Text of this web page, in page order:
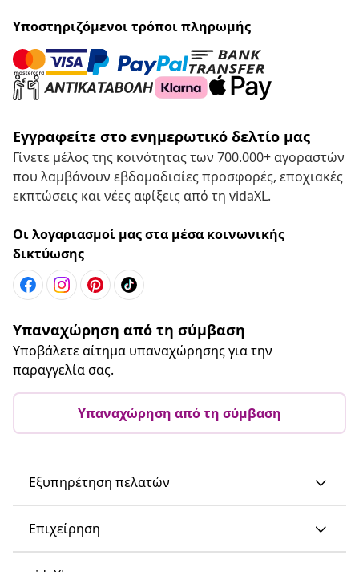
Υποστηριζόμενοι τρόποι πληρωμής
Εγγραφείτε στο ενημερωτικό δελτίο μας
Γίνετε μέλος της κοινότητας των 700.000+ αγοραστών
που λαμβάνουν εβδομαδιαίες προσφορές, εποχιακές
εκπτώσεις και νέες αφίξεις από τη vidaXL.
Οι λογαριασμοί μας στα μέσα κοινωνικής
δικτύωσης
Υπαναχώρηση από τη σύμβαση
Υποβάλετε αίτημα υπαναχώρησης για την
παραγγελία σας.
Υπαναχώρηση από τη σύμβαση
Εξυπηρέτηση πελατών
Επιχείρηση